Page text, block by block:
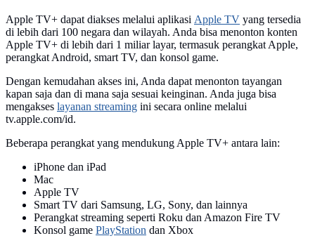
Apple TV+ dapat diakses melalui aplikasi Apple TV yang tersedia
di lebih dari 100 negara dan wilayah. Anda bisa menonton konten
Apple TV+ di lebih dari 1 miliar layar, termasuk perangkat Apple,
perangkat Android, smart TV, dan konsol game.
Dengan kemudahan akses ini, Anda dapat menonton tayangan
kapan saja dan di mana saja sesuai keinginan. Anda juga bisa
mengakses layanan streaming ini secara online melalui
tv.apple.com/id.
Beberapa perangkat yang mendukung Apple TV+ antara lain:
iPhone dan iPad
Mac
Apple TV
Smart TV dari Samsung, LG, Sony, dan lainnya
Perangkat streaming seperti Roku dan Amazon Fire TV
Konsol game PlayStation dan Xbox